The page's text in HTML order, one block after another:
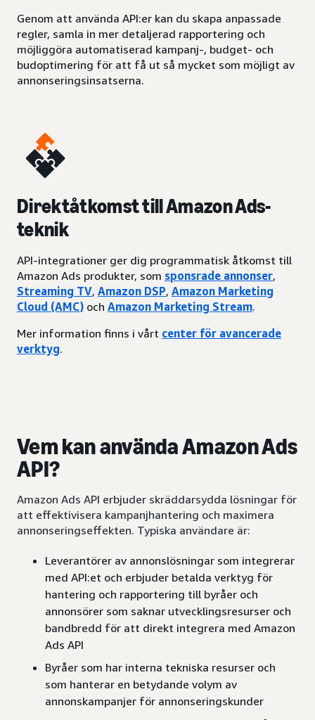
Genom att använda API:er kan du skapa anpassade
regler, samla in mer detaljerad rapportering och
möjliggöra automatiserad kampanj-, budget- och
budoptimering för att få ut så mycket som möjligt av
annonseringsinsatserna.
Direktåtkomst till Amazon Ads-
teknik
API-integrationer ger dig programmatisk åtkomst till
Amazon Ads produkter, som sponsrade annonser,
Streaming TV, Amazon DSP, Amazon Marketing
Cloud (AMC) och Amazon Marketing Stream.
Mer information finns i vårt center för avancerade
verktyg.
Vem kan använda Amazon Ads
API?
Amazon Ads API erbjuder skräddarsydda lösningar för
att effektivisera kampanjhantering och maximera
annonseringseffekten. Typiska användare är:
Leverantörer av annonslösningar som integrerar
med API:et och erbjuder betalda verktyg för
hantering och rapportering till byråer och
annonsörer som saknar utvecklingsresurser och
bandbredd för att direkt integrera med Amazon
Ads API
Byråer som har interna tekniska resurser och
som hanterar en betydande volym av
annonskampanjer för annonseringskunder